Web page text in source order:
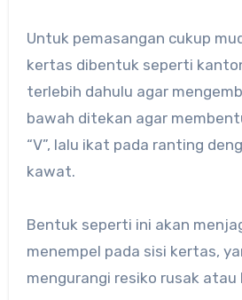
Untuk pemasangan cukup
kertas dibentuk seperti
terlebih dahulu agar
bawah ditekan agar
“V”, lalu ikat pada ranting
kawat.
Bentuk seperti ini akan
menempel pada sisi kertas,
mengurangi resiko rusak atau